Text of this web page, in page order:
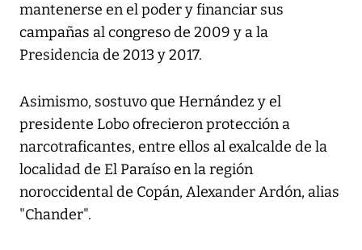
mantenerse en el poder y financiar sus
campañas al congreso de 2009 y a la
Presidencia de 2013 y 2017.
Asimismo, sostuvo que Hernández y el
presidente Lobo ofrecieron protección a
narcotraficantes, entre ellos al exalcalde de la
localidad de El Paraíso en la región
noroccidental de Copán, Alexander Ardón, alias
"Chander".